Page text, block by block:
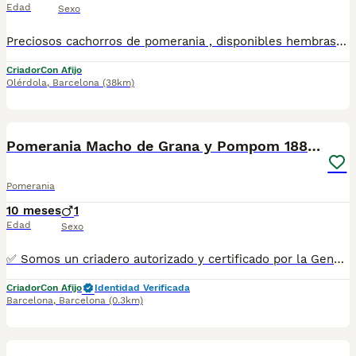
Edad Sexo
Preciosos cachorros de pomerania , disponibles hembras , color crema. Todos nuestros cachorros se entregan con las vacunas correspondientes a su edad y microchip, con las respectivas garantías. Visitanos sin ningun tipo de compromsio , gran exposicion de cachorros, padres a la vista.
CriadorCon Afijo
Olérdola, Barcelona (38km)
Pomerania Macho de Grana y Pompom 1881 AQUANATURA
Pomerania
10 meses
Edad
1
Sexo
✅ Somos un criadero autorizado y certificado por la Generalitat de Catalunya bajo el número de Núcleo Zoológico G25/00314. PARA MÁS INFORMACIÓN: ☎️ 933095977 📱 685878504 / 674320847 💻 Más fotos y vídeos en nuestra web www.aquanatura.es 🚙 Hacemos envíos 📌 Calle Roger de Flor 45, muy cerca del Arc de Triomf de Barcelona, de Lunes a Sábados. Se entregan con sus vacunas, desparasitados interna y externamente, con microchip y su registro, cartilla sanitaria y contrato de garantías, documentación legal y factura. AQUANATURA
CriadorCon Afijo
Identidad Verificada
Barcelona, Barcelona (0.3km)